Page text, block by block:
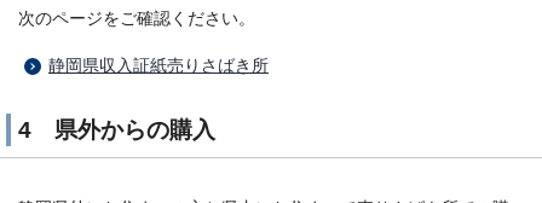
次のページをご確認ください。
静岡県収入証紙売りさばき所
4 県外からの購入